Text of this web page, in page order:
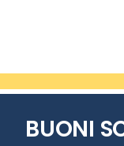
BUONI